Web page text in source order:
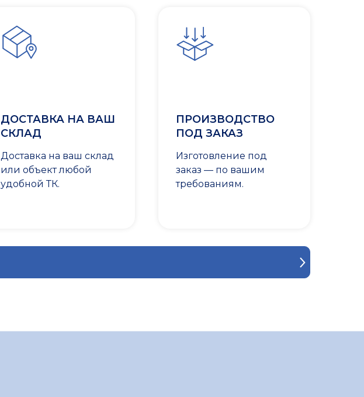
ДОСТАВКА НА ВАШ
СКЛАД
Доставка на ваш склад
или объект любой
удобной ТК.
ПРОИЗВОДСТВО
ПОД ЗАКАЗ
Изготовление под
заказ — по вашим
требованиям.